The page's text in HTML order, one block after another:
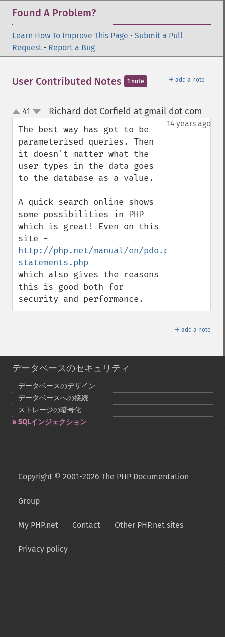
Found A Problem?
Learn How To Improve This Page • Submit a Pull
Request • Report a Bug
＋ add a note
User Contributed Notes 1 note
up
down
41 Richard dot Corfield at gmail dot com
14 years ago
The best way has got to be
parameterised queries. Then
it doesn't matter what the
user types in the data goes
to the database as a value.
A quick search online shows
some possibilities in PHP
which is great! Even on this
http://php.net/manual/en/pdo.prepared-
statements.php
which also gives the reasons
this is good both for
security and performance.
＋ add a note
データベースのセキュリティ
データベースのデザイン
データベースへの接続
ストレージの暗号化
SQLインジェクション
Copyright © 2001-2026 The PHP Documentation
Group
My PHP.net Contact Other PHP.net sites
Privacy policy